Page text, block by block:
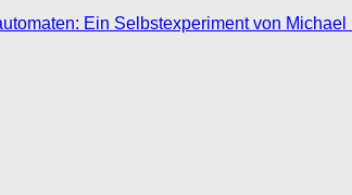
Ein Selbstexperiment von Michael